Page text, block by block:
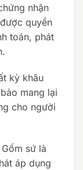
nhận
quyền
toán, phát
kỳ khâu
mang lại
cho người
Gốm sứ là
áp dụng